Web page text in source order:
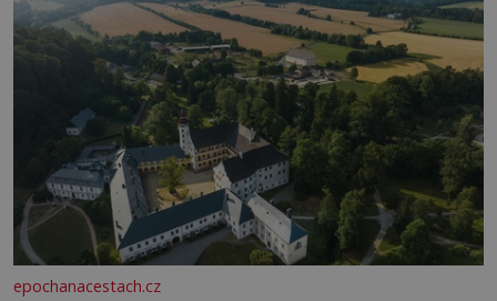
epochanacestach.cz